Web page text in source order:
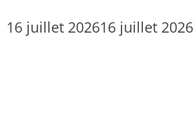
16 juillet 202616 juillet 2026